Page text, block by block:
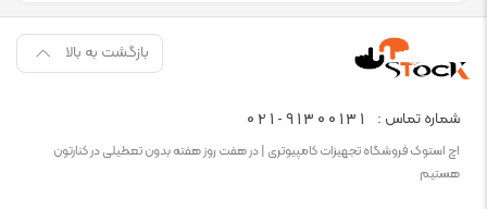
بازگشت به بالا
شماره تماس : 021-91300131
اچ استوک فروشگاه تجهیزات کامپیوتری | در هفت روز هفته بدون تعطیلی در کنارتون
هستیم